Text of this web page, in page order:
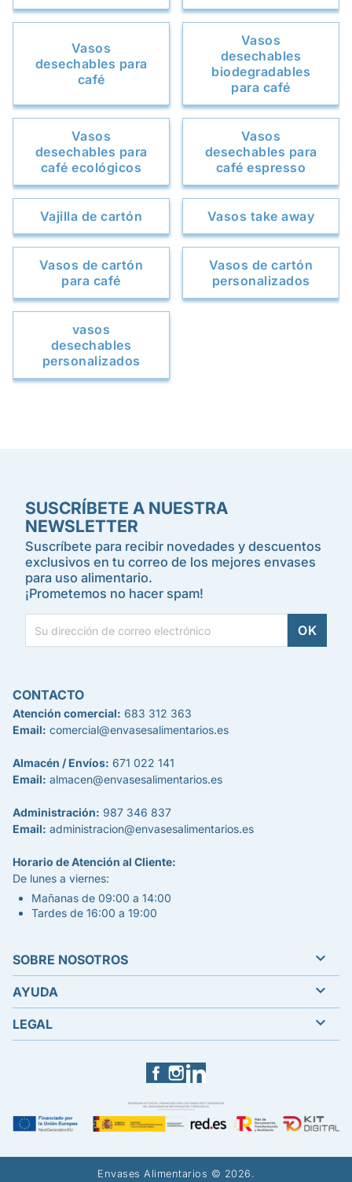
Vasos
desechables para
café
Vasos
desechables
biodegradables
para café
Vasos
desechables para
café ecológicos
Vasos
desechables para
café espresso
Vajilla de cartón Vasos take away
Vasos de cartón
para café
Vasos de cartón
personalizados
vasos
desechables
personalizados
SUSCRÍBETE A NUESTRA
NEWSLETTER
Suscríbete para recibir novedades y descuentos
exclusivos en tu correo de los mejores envases
para uso alimentario.
¡Prometemos no hacer spam!
Facebook
CONTACTO
Atención comercial: 683 312 363
Email: comercial@envasesalimentarios.es
Almacén / Envíos: 671 022 141
Email: almacen@envasesalimentarios.es
Administración: 987 346 837
Email: administracion@envasesalimentarios.es
Horario de Atención al Cliente:
De lunes a viernes:
Mañanas de 09:00 a 14:00
Tardes de 16:00 a 19:00
SOBRE NOSOTROS 
AYUDA 
LEGAL 
Envases Alimentarios © 2026.